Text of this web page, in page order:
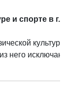
и спорте в
него